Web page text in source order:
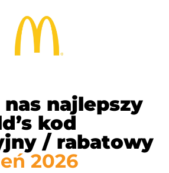
najlepszy
kod
/ rabatowy
2026